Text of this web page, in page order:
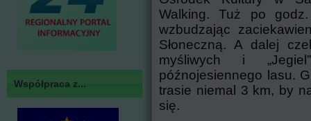
Współpraca z...
Walking. Tuż po
wzbudzając
Słoneczną. A dalej
myśliwych i
późnojesiennego lasu.
trasie niemal 3 km, by
się.